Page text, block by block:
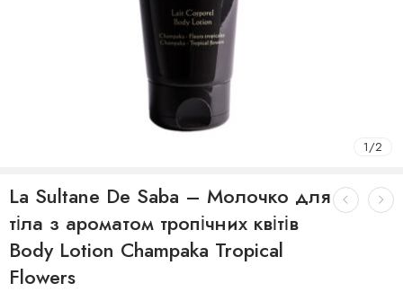
1/2
La Sultane De Saba – Молочко для
тіла з ароматом тропічних квітів
Body Lotion Champaka Tropical
Flowers